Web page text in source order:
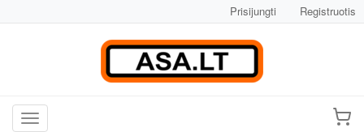
Prisijungti Registruotis
Toggle navigation